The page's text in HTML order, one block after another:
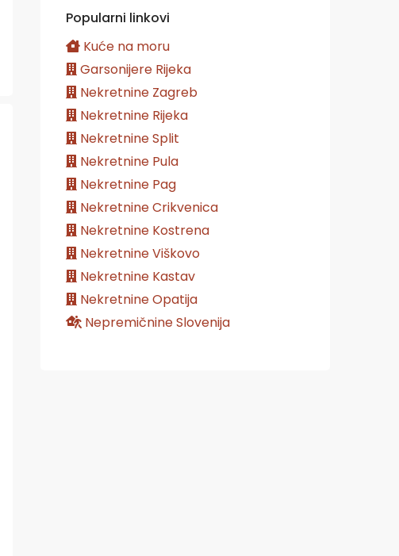
Popularni linkovi
Kuće na moru
Garsonijere Rijeka
Nekretnine Zagreb
Nekretnine Rijeka
Nekretnine Split
Nekretnine Pula
Nekretnine Pag
Nekretnine Crikvenica
Nekretnine Kostrena
Nekretnine Viškovo
Nekretnine Kastav
Nekretnine Opatija
Nepremičnine Slovenija